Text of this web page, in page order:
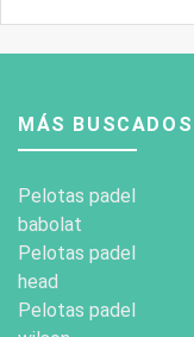
MÁS BUSCADOS
Pelotas padel
babolat
Pelotas padel
head
Pelotas padel